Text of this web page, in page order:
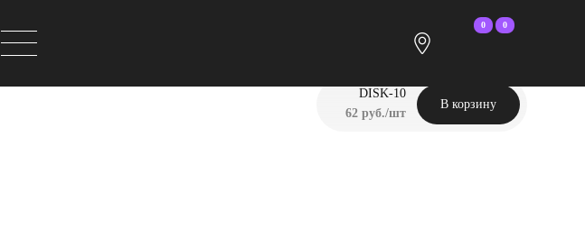
0 0
DISK-10
62 руб./шт
В корзину